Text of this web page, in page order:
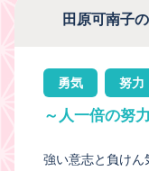
田原可南子
勇気 努力
～人一倍の努
強い意志と負けん